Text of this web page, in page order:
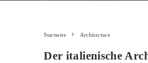
Startseite Architecture
Der italienische